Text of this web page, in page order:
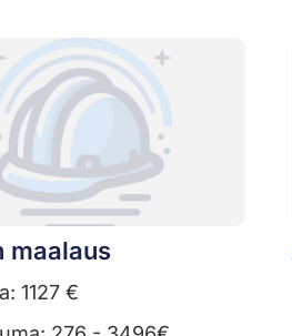
maalaus
1127 €